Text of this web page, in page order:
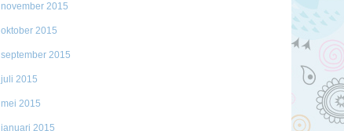
november 2015
oktober 2015
september 2015
juli 2015
mei 2015
januari 2015